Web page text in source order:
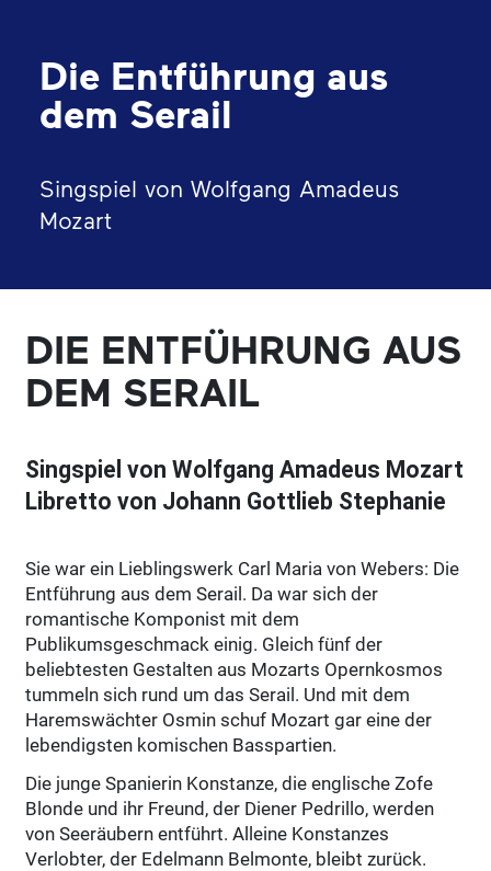
Die Entführung aus
dem Serail
Singspiel von Wolfgang Amadeus
Mozart
DIE ENTFÜHRUNG AUS
DEM SERAIL
Singspiel von Wolfgang Amadeus Mozart
Libretto von Johann Gottlieb Stephanie
Sie war ein Lieblingswerk Carl Maria von Webers: Die
Entführung aus dem Serail. Da war sich der
romantische Komponist mit dem
Publikumsgeschmack einig. Gleich fünf der
beliebtesten Gestalten aus Mozarts Opernkosmos
tummeln sich rund um das Serail. Und mit dem
Haremswächter Osmin schuf Mozart gar eine der
lebendigsten komischen Basspartien.
Die junge Spanierin Konstanze, die englische Zofe
Blonde und ihr Freund, der Diener Pedrillo, werden
von Seeräubern entführt. Alleine Konstanzes
Verlobter, der Edelmann Belmonte, bleibt zurück.